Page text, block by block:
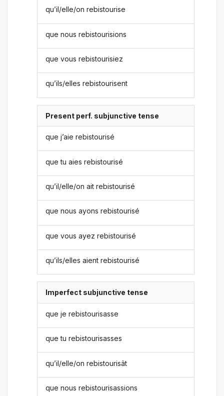
qu’il/elle/on rebistourise
que nous rebistourisions
que vous rebistourisiez
qu’ils/elles rebistourisent
Present perf. subjunctive tense
que j’aie rebistourisé
que tu aies rebistourisé
qu’il/elle/on ait rebistourisé
que nous ayons rebistourisé
que vous ayez rebistourisé
qu’ils/elles aient rebistourisé
Imperfect subjunctive tense
que je rebistourisasse
que tu rebistourisasses
qu’il/elle/on rebistourisât
que nous rebistourisassions